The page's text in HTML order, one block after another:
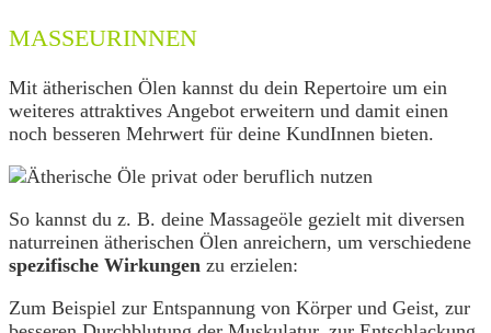
MASSEURINNEN
Mit ätherischen Ölen kannst du dein Repertoire um ein
weiteres attraktives Angebot erweitern und damit einen
noch besseren Mehrwert für deine KundInnen bieten.
So kannst du z. B. deine Massageöle gezielt mit diversen
naturreinen ätherischen Ölen anreichern, um verschiedene
spezifische Wirkungen zu erzielen:
Zum Beispiel zur Entspannung von Körper und Geist, zur